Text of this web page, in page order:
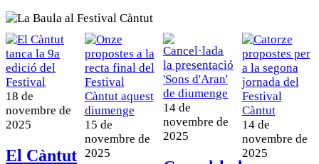
18 de
novembre de
2025
El Càntut
15 de
novembre de
2025
14 de
novembre de
2025
14 de
novembre de
2025